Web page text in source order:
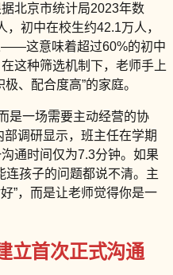
北京市统计局2023年数
初中在校生约42.1万人，
——这意味着超过60%的初中
这种筛选机制下，老师手上
、配合度高”的家庭。
是一场需要主动经营的协
调研显示，班主任在学期
通时间仅为7.3分钟。如果
连孩子的问题都说不清。主
”，而是让老师觉得你是一
立首次正式沟通